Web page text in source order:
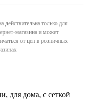
действительна только для
магазина и может
от цен в розничных
для дома, с сеткой